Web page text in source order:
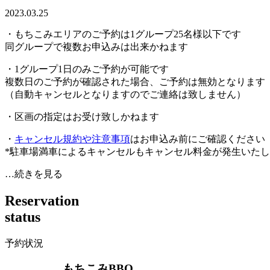
2023.03.25
・もちこみエリアのご予約は1グループ25名様以下です
同グループで複数お申込みは出来かねます
・1グループ1日のみご予約が可能です
複数日のご予約が確認された場合、ご予約は無効となります
（自動キャンセルとなりますのでご連絡は致しません）
・区画の指定はお受け致しかねます
・ キャンセル規約や注意事項はお申込み前にご確認ください
*駐車場満車によるキャンセルもキャンセル料金が発生いた
…続きを見る
Reservation
status
予約状況